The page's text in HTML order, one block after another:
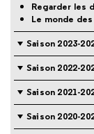
Regarder les
Le monde
Saison 2023-
Saison 2022-
Saison 2021-
Saison 2020-